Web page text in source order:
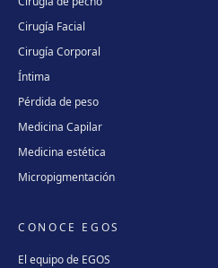
Cirugía Facial
Cirugía Corporal
Íntima
Pérdida de peso
Medicina Capilar
Medicina estética
Micropigmentación
CONOCE EGOS
El equipo de EGOS